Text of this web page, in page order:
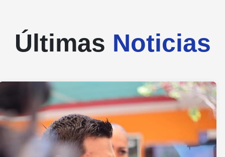
Últimas Noticias